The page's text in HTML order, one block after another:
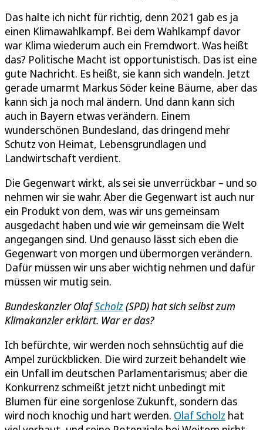
Das halte ich nicht für richtig, denn 2021 gab es ja
einen Klimawahlkampf. Bei dem Wahlkampf davor
war Klima wiederum auch ein Fremdwort. Was heißt
das? Politische Macht ist opportunistisch. Das ist eine
gute Nachricht. Es heißt, sie kann sich wandeln. Jetzt
gerade umarmt Markus Söder keine Bäume, aber das
kann sich ja noch mal ändern. Und dann kann sich
auch in Bayern etwas verändern. Einem
wunderschönen Bundesland, das dringend mehr
Schutz von Heimat, Lebensgrundlagen und
Landwirtschaft verdient.
Die Gegenwart wirkt, als sei sie unverrückbar – und so
nehmen wir sie wahr. Aber die Gegenwart ist auch nur
ein Produkt von dem, was wir uns gemeinsam
ausgedacht haben und wie wir gemeinsam die Welt
angegangen sind. Und genauso lässt sich eben die
Gegenwart von morgen und übermorgen verändern.
Dafür müssen wir uns aber wichtig nehmen und dafür
müssen wir mutig sein.
Bundeskanzler OlafScholz(SPD) hat sich selbst zum
Klimakanzler erklärt. War er das?
Ich befürchte, wir werden noch sehnsüchtig auf die
Ampel zurückblicken. Die wird zurzeit behandelt wie
ein Unfall im deutschen Parlamentarismus; aber die
Konkurrenz schmeißt jetzt nicht unbedingt mit
Blumen für eine sorgenlose Zukunft, sondern das
wird noch knochig und hart werden. Olaf Scholz hat